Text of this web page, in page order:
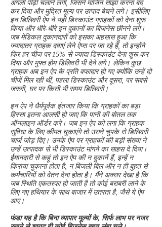
अगली पीढ़ी चलाने लगी, जिसने मार्जिन साझा करना बंद
कर दिया और मुद्रित मूल्य पर उत्पाद बेचने लगे। इसीलिए
इन डिलिवरी ऐप ने यही डिस्काउंट ग्राहकों को देना शुरू
किया और धीरे-धीरे इन दुकानों का बिजनेस छीनने लगे।
जब मेडिकल दुकानदारों को इसका अहसास हुआ कि
ज्यादातर ग्राहक दवाएं लेने ऐप्स पर जा रहे हैं, तो इन्होंने
फिर हर चीज पर 15% से ज्यादा डिस्काउंट देना शुरू कर
दिया और मुफ्त होम डिलिवरी भी देने लगे। लेकिन कुछ
ग्राहक अब इन ऐप के प्रति वफादार हो गए क्योंकि उन्हें दो
चीजें मिल रही थीं, पहला डिस्काउंट और दूसरा, पर सबसे
जरूरी, घर पर किसी भी समय डिलिवरी।
इन ऐप ने धैर्यपूर्वक इंतजार किया कि ग्राहकों का बड़ा
हिस्सा इतना आलसी हो जाए कि पानी की बोतल तक
ऑनलाइन ऑर्डर करे। जब इन ऐप को लगा कि ग्राहक
सुविधा के लिए कीमत चुकाएंगे तो उसने चुपके से डिलिवरी
चार्ज जोड़ दिए। उनके ऐप पर ग्राहकों की बड़ी संख्या ने
उन्हें उत्पादक से भी डिस्काउंट मांगने का साहस दे दिया।
ईमानदारी से कहूं तो इन ऐप की न दुकानें हैं, इन्हें न
किराया चुकाना होता है, न बिजली बिल और न ही बुहत से
कर्मचारियों को वेतन देना होता है। मैंने अक्सर देखा है कि
जब स्थिति एकतरफा हो जाती है तो कोई बराबरी लाने के
लिए नए हथियार के साथ बाजार में उतरता है, जैसे ये ऐप
आए।
फंडा यह है कि बिना व्यापार मूल्यों के, सिर्फ लाभ पर नजर